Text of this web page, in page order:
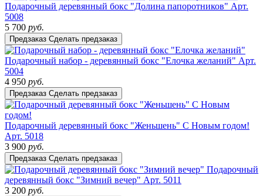
Подарочный деревянный бокс "Долина папоротников" Арт.
5008
5 700 руб.
Предзаказ Сделать предзаказ
Подарочный набор - деревянный бокс "Елочка желаний" Арт.
5004
4 950 руб.
Предзаказ Сделать предзаказ
Подарочный деревянный бокс "Женьшень" С Новым годом!
Арт. 5018
3 900 руб.
Предзаказ Сделать предзаказ
Подарочный
деревянный бокс "Зимний вечер" Арт. 5011
3 200 руб.